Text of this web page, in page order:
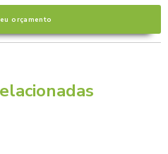
orçamento